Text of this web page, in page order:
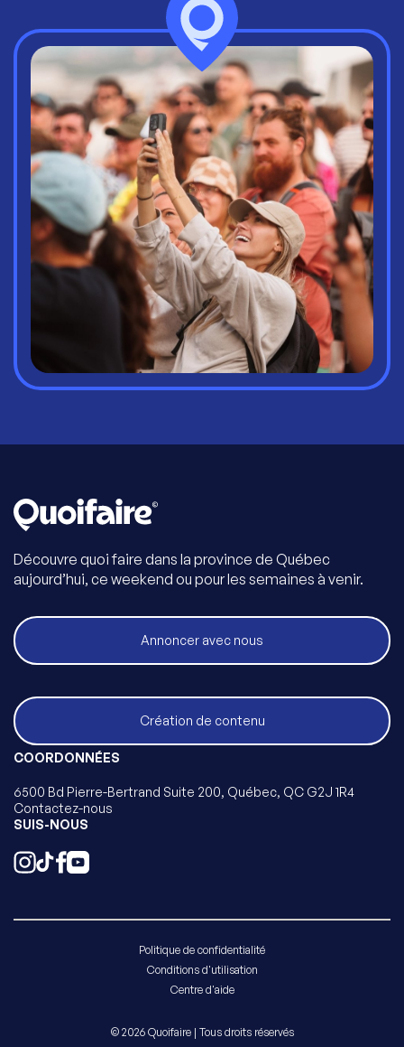
Découvre quoi faire dans la province de Québec
aujourd’hui, ce weekend ou pour les semaines à venir.
Annoncer avec nous
Création de contenu
COORDONNÉES
6500 Bd Pierre-Bertrand Suite 200, Québec, QC G2J 1R4
Contactez-nous
SUIS-NOUS
Politique de confidentialité
Conditions d'utilisation
Centre d'aide
© 2026 Quoifaire | Tous droits réservés